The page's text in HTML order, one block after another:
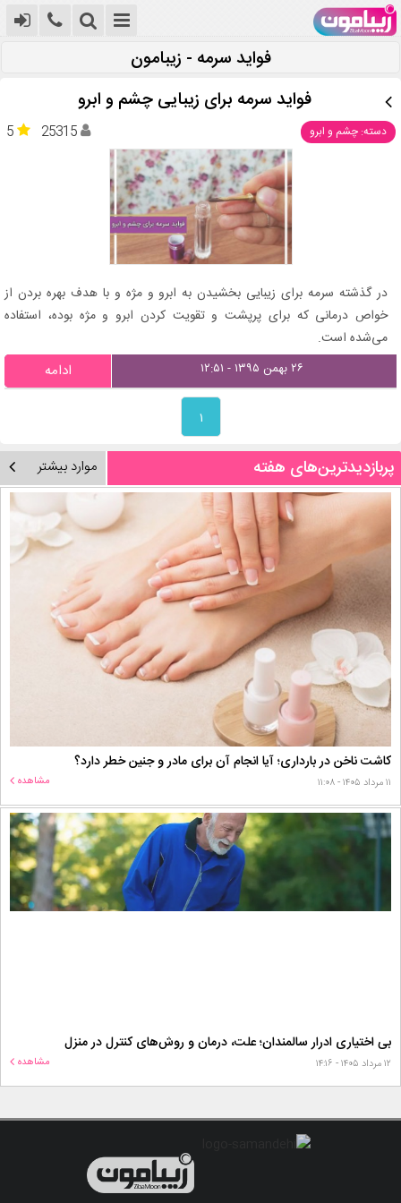
فواید سرمه - زیبامون
فواید سرمه برای زیبایی چشم و ابرو
دسته: چشم و ابرو 5 25315
در گذشته سرمه برای زیبایی بخشیدن به ابرو و مژه و با هدف بهره بردن از
خواص درمانی که برای پرپشت و تقویت کردن ابرو و مژه بوده، استفاده
می‌شده است.
۲۶ بهمن ۱۳۹۵ - ۱۲:۵۱ ادامه
۱
پربازدیدترین‌های هفته موارد بیشتر
کاشت ناخن در بارداری؛ آیا انجام آن برای مادر و جنین خطر دارد؟
۱۱ مرداد ۱۴۰۵ - ۱۱:۰۸ مشاهده
بی اختیاری ادرار سالمندان؛ علت، درمان و روش‌های کنترل در منزل
۱۲ مرداد ۱۴۰۵ - ۱۴:۱۶ مشاهده